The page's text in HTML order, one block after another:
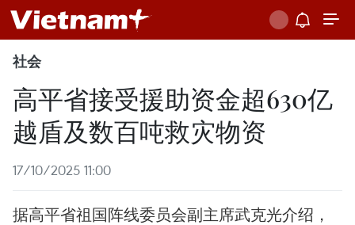
社会
高平省接受援助资金超630亿
越盾及数百吨救灾物资
17/10/2025 11:00
据高平省祖国阵线委员会副主席武克光介绍，